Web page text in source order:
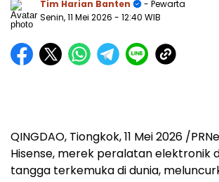
Tim Harian Banten
- Pewarta
Senin, 11 Mei 2026 - 12:40 WIB
QINGDAO, Tiongkok, 11 Mei 2026 /
Hisense, merek peralatan elektronik
tangga terkemuka di dunia,